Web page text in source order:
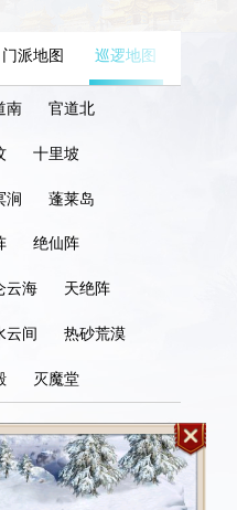
门派地图 巡逻地图
南 官道北
十里坡
涧 蓬莱岛
绝仙阵
云海 天绝阵
云间 热砂荒漠
灭魔堂